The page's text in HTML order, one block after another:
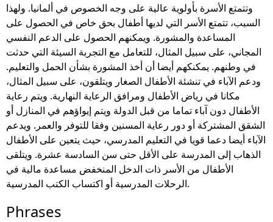
وتتمتع الأسرة بأولوية عالية على وجه الخصوص في ألمانيا. ولهذا
السبب، تتمتع الأسر التي لديها أطفال بحق خاص في الحصول على
المساعدة والمشورة. ويمكنهم الحصول على الدعم النفسي
المجاني، على سبيل المثال، للتعامل مع التجربة السيئة التي حدثت
في وطنهم. يمكنكهم أيضا أن أخذ المشورة بشأن الحمل والتعليم.
ودعم الآباء في تنشئة الأطفال الصغار ويتلقون، على سبيل المثال،
مكانا في رياض الأطفال ومرافق الرعاية النهارية. ويتم رعاية
الأطفال دون آباء تماما من قبل الدولة ويتم إيواؤهم في المنازل أو
الشقق المشتركة أو دور رعاية المسنين وفقا للتوفر والعمر. ويدعم
الآباء أيضا دعما قويا في التعليم المدرسي، حيث يتعين على الأطفال
الذهاب إلى المدرسة على الأقل حتى سن السادسة عشرة. ويتلقى
الأطفال من الأسر ذات الدخل المنخفض مساعدة مالية في
الرحلات المدرسية أو اكتساب الكتب المدرسية.
Phrases